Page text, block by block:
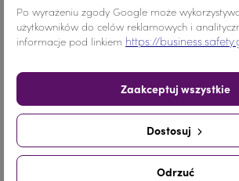
cyrkonie jubilerskie (
stras)mocowane na
naszym sklepie.Dżetami
ozdabiać powierzchnie
materiałów, dzianin i
naturalnych jak i
Po wyrażeniu zgody Google może
użytkowników do celów reklamowych i
informacje pod linkiem https://
Odrzuć
Dostosuj
Zaakceptuj wszystkie